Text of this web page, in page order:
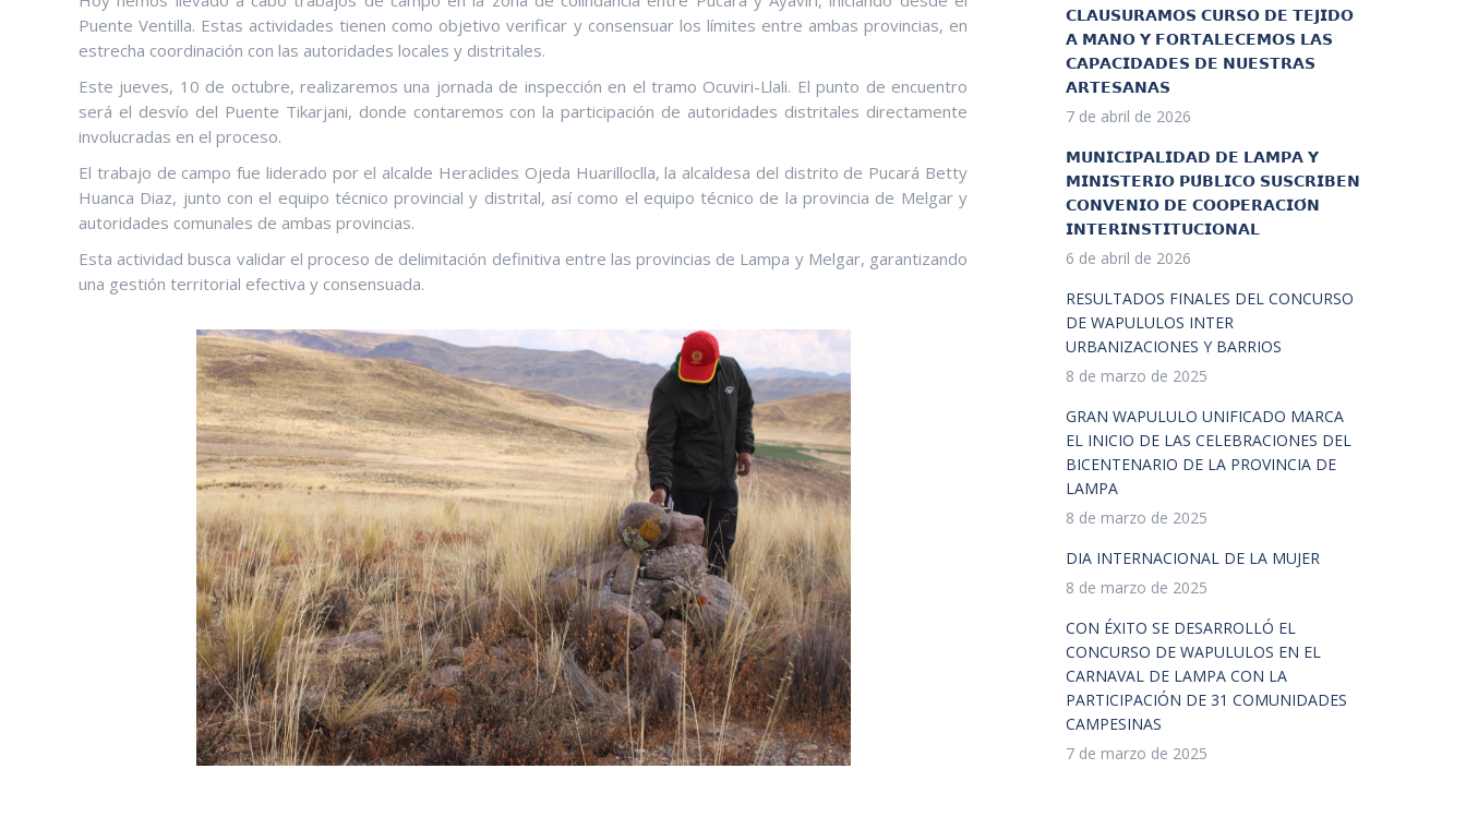
Puente Ventilla. Estas actividades tienen como objetivo verificar y consensuar los límites entre ambas provincias, en
estrecha coordinación con las autoridades locales y distritales.
Este jueves, 10 de octubre, realizaremos una jornada de inspección en el tramo Ocuviri-Llali. El punto de encuentro
será el desvío del Puente Tikarjani, donde contaremos con la participación de autoridades distritales directamente
involucradas en el proceso.
El trabajo de campo fue liderado por el alcalde Heraclides Ojeda Huarilloclla, la alcaldesa del distrito de Pucará Betty
Huanca Diaz, junto con el equipo técnico provincial y distrital, así como el equipo técnico de la provincia de Melgar y
autoridades comunales de ambas provincias.
Esta actividad busca validar el proceso de delimitación definitiva entre las provincias de Lampa y Melgar, garantizando
una gestión territorial efectiva y consensuada.
𝗖𝗟𝗔𝗨𝗦𝗨𝗥𝗔𝗠𝗢𝗦 𝗖𝗨𝗥𝗦𝗢 𝗗𝗘 𝗧𝗘𝗝𝗜𝗗𝗢
𝗔 𝗠𝗔𝗡𝗢 𝗬 𝗙𝗢𝗥𝗧𝗔𝗟𝗘𝗖𝗘𝗠𝗢𝗦 𝗟𝗔𝗦
𝗖𝗔𝗣𝗔𝗖𝗜𝗗𝗔𝗗𝗘𝗦 𝗗𝗘 𝗡𝗨𝗘𝗦𝗧𝗥𝗔𝗦
𝗔𝗥𝗧𝗘𝗦𝗔𝗡𝗔𝗦
7 de abril de 2026
𝗠𝗨𝗡𝗜𝗖𝗜𝗣𝗔𝗟𝗜𝗗𝗔𝗗 𝗗𝗘 𝗟𝗔𝗠𝗣𝗔 𝗬
𝗠𝗜𝗡𝗜𝗦𝗧𝗘𝗥𝗜𝗢 𝗣𝗨́𝗕𝗟𝗜𝗖𝗢 𝗦𝗨𝗦𝗖𝗥𝗜𝗕𝗘𝗡
𝗖𝗢𝗡𝗩𝗘𝗡𝗜𝗢 𝗗𝗘 𝗖𝗢𝗢𝗣𝗘𝗥𝗔𝗖𝗜𝗢́𝗡
𝗜𝗡𝗧𝗘𝗥𝗜𝗡𝗦𝗧𝗜𝗧𝗨𝗖𝗜𝗢𝗡𝗔𝗟
6 de abril de 2026
RESULTADOS FINALES DEL CONCURSO
DE WAPULULOS INTER
URBANIZACIONES Y BARRIOS
8 de marzo de 2025
GRAN WAPULULO UNIFICADO MARCA
EL INICIO DE LAS CELEBRACIONES DEL
BICENTENARIO DE LA PROVINCIA DE
LAMPA
8 de marzo de 2025
DIA INTERNACIONAL DE LA MUJER
8 de marzo de 2025
CON ÉXITO SE DESARROLLÓ EL
CONCURSO DE WAPULULOS EN EL
CARNAVAL DE LAMPA CON LA
PARTICIPACIÓN DE 31 COMUNIDADES
CAMPESINAS
7 de marzo de 2025